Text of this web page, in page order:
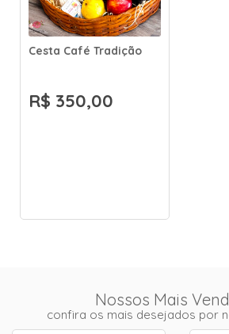
Cesta Café Tradição
R$ 350,00
Nossos Mais
confira os mais desejados por